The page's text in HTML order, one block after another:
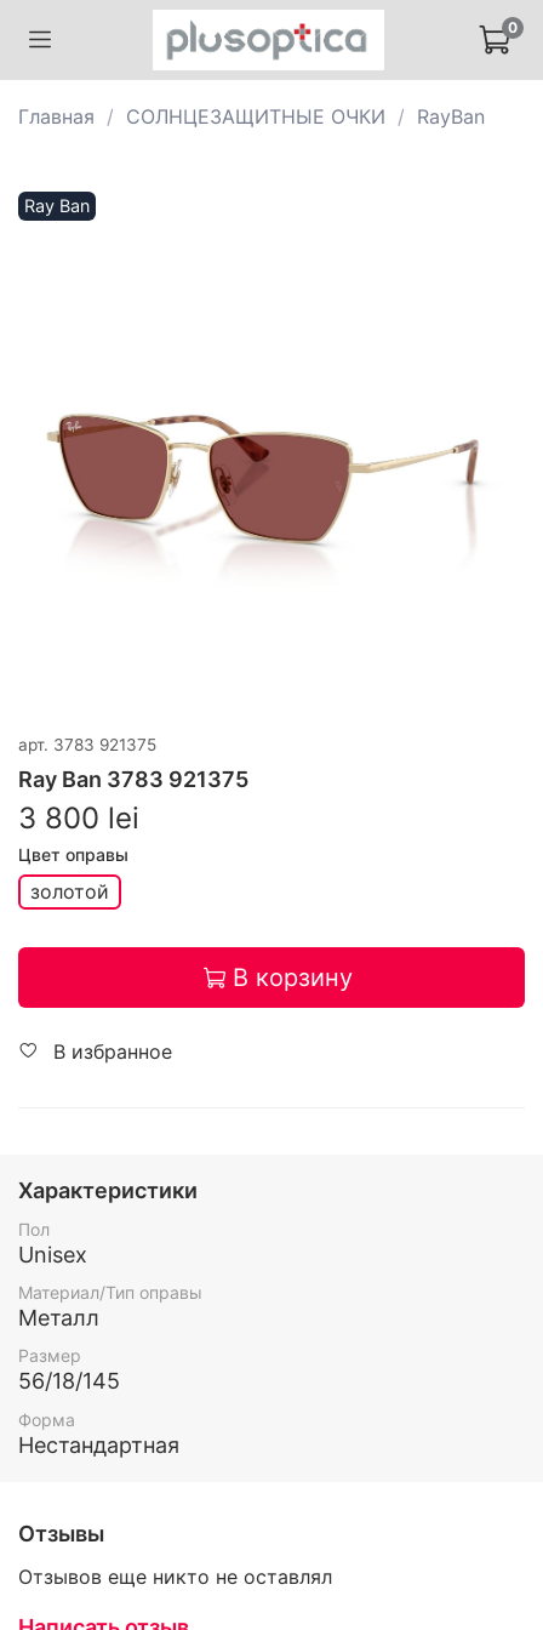
0
Главная СОЛНЦЕЗАЩИТНЫЕ ОЧКИ RayBan
Ray Ban
арт. 3783 921375
Ray Ban 3783 921375
3 800 lei
Цвет оправы
золотой
В корзину
В избранное
Характеристики
Пол
Unisex
Материал/Тип оправы
Металл
Размер
56/18/145
Форма
Нестандартная
Отзывы
Отзывов еще никто не оставлял